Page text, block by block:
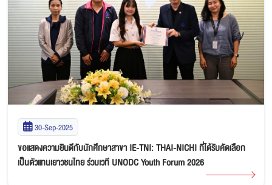
30-Sep-2025
ขอแสดงความยินดีกับนักศึกษาสาขา IE-TNI: THAI-NICHI ที่ได้รับคัดเลือก
เป็นตัวแทนเยาวชนไทย ร่วมเวที UNODC Youth Forum 2026